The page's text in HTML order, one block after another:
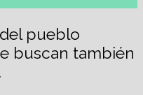
pueblo
buscan también